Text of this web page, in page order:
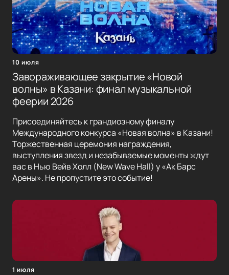
10 июля
Завораживающее закрытие «Новой
волны» в Казани: финал музыкальной
феерии 2026
Присоединяйтесь к грандиозному финалу
Международного конкурса «Новая волна» в Казани!
Торжественная церемония награждения,
выступления звезд и незабываемые моменты ждут
вас в Нью Вейв Холл (New Wave Hall) у «Ак Барс
Арены». Не пропустите это событие!
1 июля